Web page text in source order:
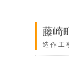
藤崎
造作工